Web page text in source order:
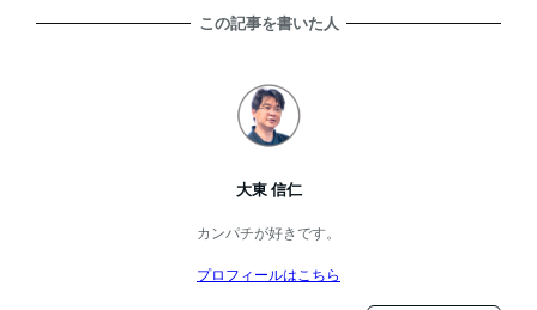
この記事を書いた人
大東 信仁
カンパチが好きです。
プロフィールはこちら